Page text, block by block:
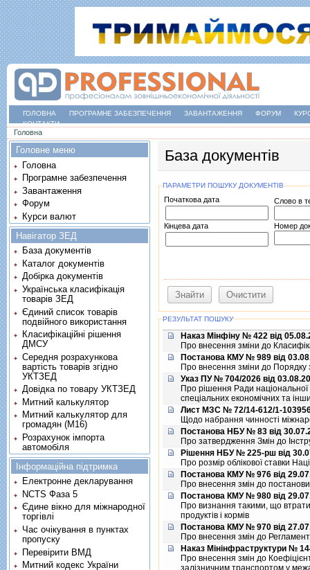
ГОЛОВНА ПРОГРАМНЕ ЗАБЕЗПЕЧЕННЯ ЗАВАНТАЖЕННЯ ФОРУМ
КОНТАКТИ
Ви є тут
Головна
База документів
ПАРАМЕТРИ ПОШУКУ ДОКУМЕНТІВ
Початкова дата
Кінцева дата
Слово в
Номер
РЕЗУЛЬТАТ ПОШУКУ
Наказ Мінфіну № 422 від
Про внесення змiни до
Постанова КМУ № 989 від
Про внесення змiни до Порядку
Указ ПУ № 704/2026 від
Про рiшення Ради нацiональної
спецiальних економiчних та
Лист МЗС № 72/14-612/1-103956
Щодо набрання чинностi
Постанова НБУ № 83 від
Про затвердження Змiн до
Рішення НБУ № 225-рш від
Про розмiр облiкової ставки
Постанова КМУ № 976 від
Про внесення змiн до
Постанова КМУ № 980 від
Про визнання такими, що
продуктiв i кормiв
Постанова КМУ № 970 від
Про внесення змiн до
Наказ Мiнiнфраструктури №
Про внесення змiн до
Головне меню
Головна
Програмне забезпечення
Завантаження
Форум
Курси валют
Навігатор ЗЕД
База документів
Каталог документів
Добірка документів
Українська класифікація
товарів ЗЕД
Єдиний список товарів
подвійного використання
Класифікаційні рішення
ДМСУ
Середня розрахункова
вартість товарів згідно
УКТЗЕД
Довідка по товару УКТЗЕД
Митний калькулятор
Митний калькулятор для
громадян (М16)
Розрахунок імпорта
автомобіля
Інформаційна підтримка
Електронне декларування
NCTS Фаза 5
Єдине вікно для міжнародної
торгівлі
Час очікування в пунктах
пропуску
Перевірити ВМД
Митний кодекс України